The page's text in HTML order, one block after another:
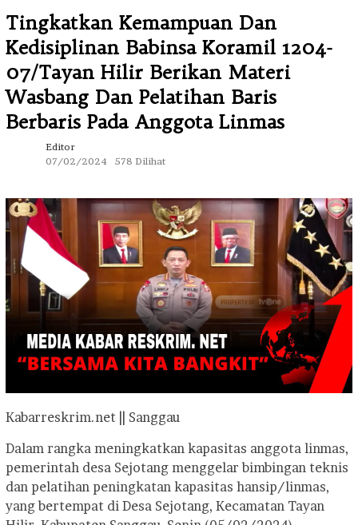
Tingkatkan Kemampuan Dan
Kedisiplinan Babinsa Koramil 1204-
07/Tayan Hilir Berikan Materi
Wasbang Dan Pelatihan Baris
Berbaris Pada Anggota Linmas
Editor
07/02/2024
578 Dilihat
Kabarreskrim.net || Sanggau
Dalam rangka meningkatkan kapasitas anggota linmas,
pemerintah desa Sejotang menggelar bimbingan teknis
dan pelatihan peningkatan kapasitas hansip/linmas,
yang bertempat di Desa Sejotang, Kecamatan Tayan